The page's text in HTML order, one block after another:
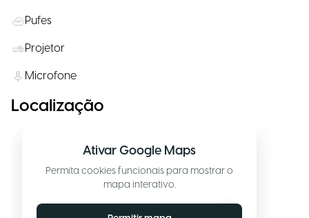
Pufes
Projetor
Microfone
Localização
Ativar Google Maps
Permita cookies funcionais para mostrar o
mapa interativo.